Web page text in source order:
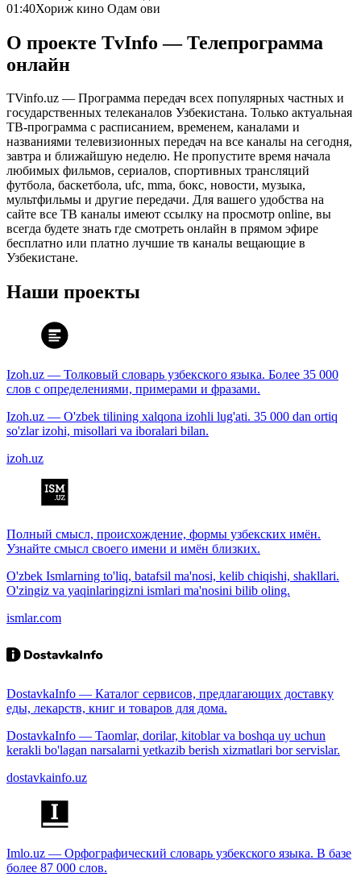
01:40Хориж кино Одам ови
О проекте TvInfo — Телепрограмма
онлайн
TVinfo.uz — Программа передач всех популярных частных и
государственных телеканалов Узбекистана. Только актуальная
ТВ-программа с расписанием, временем, каналами и
названиями телевизионных передач на все каналы на сегодня,
завтра и ближайшую неделю. Не пропустите время начала
любимых фильмов, сериалов, спортивных трансляций
футбола, баскетбола, ufc, mma, бокс, новости, музыка,
мультфильмы и другие передачи. Для вашего удобства на
сайте все ТВ каналы имеют ссылку на просмотр online, вы
всегда будете знать где смотреть онлайн в прямом эфире
бесплатно или платно лучшие тв каналы вещающие в
Узбекистане.
Наши проекты
Izoh.uz — Толковый словарь узбекского языка. Более 35 000
слов с определениями, примерами и фразами.
Izoh.uz — O'zbek tilining xalqona izohli lug'ati. 35 000 dan ortiq
so'zlar izohi, misollari va iboralari bilan.
izoh.uz
Полный смысл, происхождение, формы узбекских имён.
Узнайте смысл своего имени и имён близких.
O'zbek Ismlarning to'liq, batafsil ma'nosi, kelib chiqishi, shakllari.
O'zingiz va yaqinlaringizni ismlari ma'nosini bilib oling.
ismlar.com
DostavkaInfo — Каталог сервисов, предлагающих доставку
еды, лекарств, книг и товаров для дома.
DostavkaInfo — Taomlar, dorilar, kitoblar va boshqa uy uchun
kerakli bo'lagan narsalarni yetkazib berish xizmatlari bor servislar.
dostavkainfo.uz
Imlo.uz — Орфографический словарь узбекского языка. В базе
более 87 000 слов.